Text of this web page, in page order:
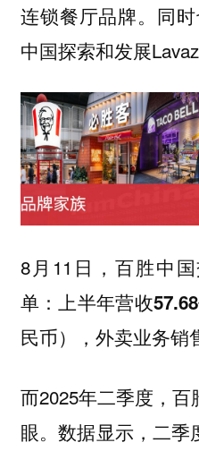
连锁餐厅品牌。同
中国探索和发展
8月11日，百胜中
单：上半年营收
民币），外卖业务销
而2025年二季度，
眼。数据显示，二季